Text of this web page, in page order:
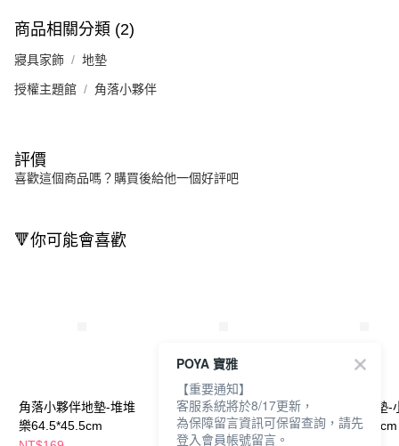
商品相關分類 (2)
寢具家飾 地墊
授權主題館 角落小夥伴
評價
喜歡這個商品嗎？購買後給他一個好評吧
🔻你可能會喜歡
角落小夥伴地墊-堆堆
樂64.5*45.5cm
角落小夥伴地墊-野餐
日64.5*45.5cm
角落小夥伴地墊-
片刻64.5*45.5cm
POYA 寶雅
【重要通知】
客服系統將於8/17更新，
為保障留言資訊可保留查詢，請先
登入會員帳號留言。